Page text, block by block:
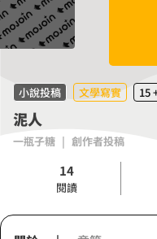
小說投稿 文學寫實 15
泥人
一瓶子糖 | 創作者投稿
14
閱讀